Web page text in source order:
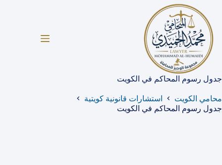
المحتوى
جدول رسوم المحاكم في الكويت
محامي الكويت
استشارات قانونية كويتية
جدول رسوم المحاكم في الكويت